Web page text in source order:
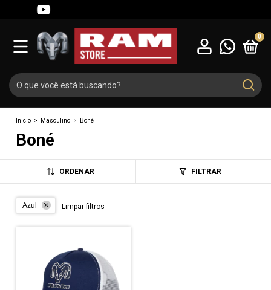
0
Início > Masculino > Boné
Boné
ORDENAR FILTRAR
Azul Limpar filtros